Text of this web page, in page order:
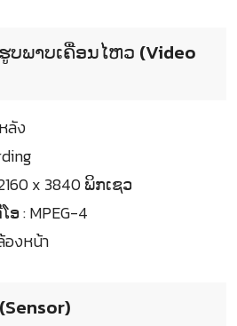
ບພາບເຄື່ອນໄຫວ (Video
ลัง
x 3840 ພິກເຊວ
: MPEG-4
งหน้า